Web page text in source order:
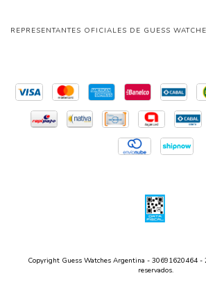
REPRESENTANTES OFICIALES DE GUESS
Copyright Guess Watches Argentina - 30691620464 -
reservados.